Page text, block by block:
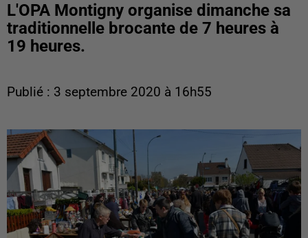
L'OPA Montigny organise dimanche sa
traditionnelle brocante de 7 heures à
19 heures.
Publié : 3 septembre 2020 à 16h55